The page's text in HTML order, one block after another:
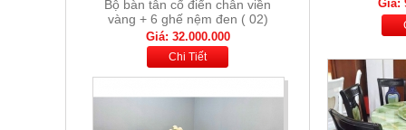
Bộ bàn tân cổ điển chân viền
vàng + 6 ghế nệm kem ( 01)
Giá: 32.000.000
Chi Tiết
Giá: